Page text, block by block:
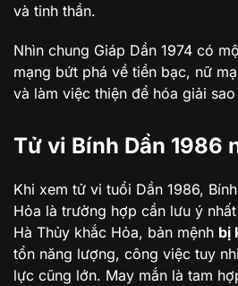
và tinh thần.
Nhìn chung Giáp Dần 1974 có
mạng bứt phá về tiền bạc, nữ
và làm việc thiện để hóa giải sao
Tử vi Bính Dần 1986
Khi xem tử vi tuổi Dần 1986,
Hỏa là trường hợp cần lưu ý
Hà Thủy khắc Hỏa, bản mệnh bị
tổn năng lượng, công việc tuy
lực cũng lớn. May mắn là tam